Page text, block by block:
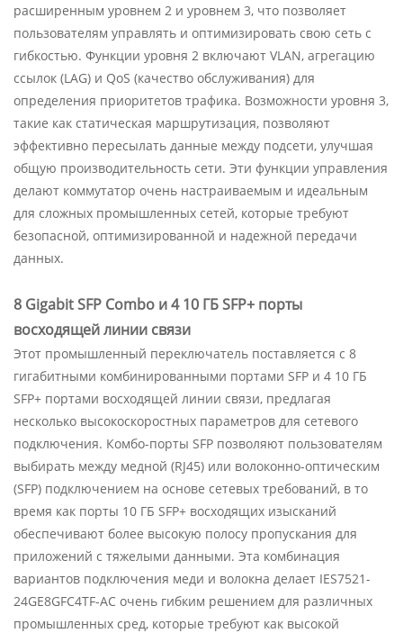
расширенным уровнем 2 и уровнем 3, что позволяет
пользователям управлять и оптимизировать свою сеть с
гибкостью. Функции уровня 2 включают VLAN, агрегацию
ссылок (LAG) и QoS (качество обслуживания) для
определения приоритетов трафика. Возможности уровня 3,
такие как статическая маршрутизация, позволяют
эффективно пересылать данные между подсети, улучшая
общую производительность сети. Эти функции управления
делают коммутатор очень настраиваемым и идеальным
для сложных промышленных сетей, которые требуют
безопасной, оптимизированной и надежной передачи
данных.
8 Gigabit SFP Combo и 4 10 ГБ SFP+ порты
восходящей линии связи
Этот промышленный переключатель поставляется с 8
гигабитными комбинированными портами SFP и 4 10 ГБ
SFP+ портами восходящей линии связи, предлагая
несколько высокоскоростных параметров для сетевого
подключения. Комбо-порты SFP позволяют пользователям
выбирать между медной (RJ45) или волоконно-оптическим
(SFP) подключением на основе сетевых требований, в то
время как порты 10 ГБ SFP+ восходящих изысканий
обеспечивают более высокую полосу пропускания для
приложений с тяжелыми данными. Эта комбинация
вариантов подключения меди и волокна делает IES7521-
24GE8GFC4TF-AC очень гибким решением для различных
промышленных сред, которые требуют как высокой